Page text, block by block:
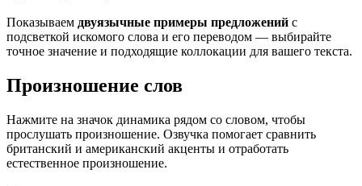
Показываем двуязычные примеры предложений с
подсветкой искомого слова и его переводом — выбирайте
точное значение и подходящие коллокации для вашего текста.
Произношение слов
Нажмите на значок динамика рядом со словом, чтобы
прослушать произношение. Озвучка помогает сравнить
британский и американский акценты и отработать
естественное произношение.